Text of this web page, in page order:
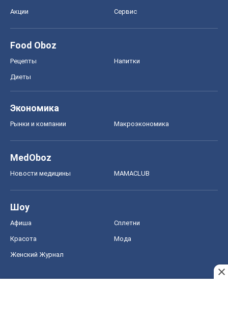
Акции Сервис
Food Oboz
Рецепты Напитки
Диеты
Экономика
Рынки и компании Mакроэкономика
MedOboz
Новости медицины MAMACLUB
Шоу
Афиша Сплетни
Красота Мода
Женский Журнал